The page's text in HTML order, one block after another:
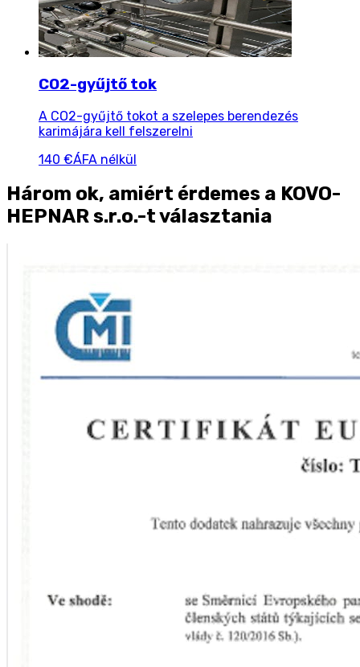
CO2-gyűjtő tok
A CO2-gyűjtő tokot a szelepes berendezés
karimájára kell felszerelni
140 €ÁFA nélkül
Három ok, amiért érdemes a KOVO-
HEPNAR s.r.o.-t választania